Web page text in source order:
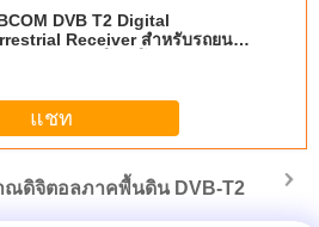
DVB T2 Digital
Receiver สําหรับรถยนต์
แชท
ณดิจิตอลภาคพื้นดิน DVB-T2